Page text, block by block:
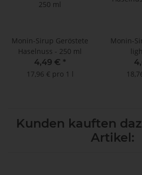
Monin-Sirup Geröstete
Haselnuss - 250 ml
4,49 € *
17,96 € pro 1 l
Monin-
Kunden kauften
Artikel: